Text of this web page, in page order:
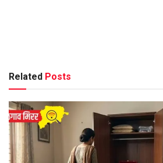
Related Posts